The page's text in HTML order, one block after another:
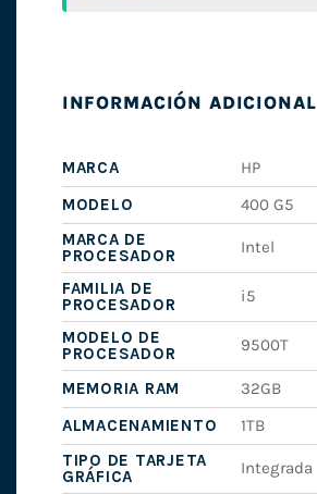
INFORMACIÓN ADICIONAL
MARCA
HP
MODELO
400 G5
MARCA DE
PROCESADOR
Intel
FAMILIA DE
PROCESADOR
i5
MODELO DE
PROCESADOR
9500T
MEMORIA RAM
32GB
ALMACENAMIENTO
1TB
TIPO DE TARJETA
GRÁFICA
Integrada